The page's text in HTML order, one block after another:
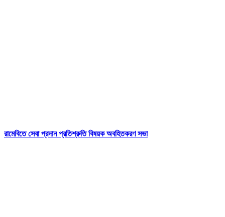
রামেবিতে সেবা প্রদান প্রতিশ্রুতি বিষয়ক অবহিতকরণ সভা